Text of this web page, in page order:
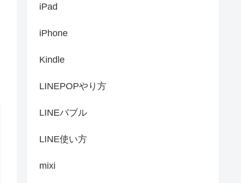
iPad
iPhone
Kindle
LINEPOPやり方
LINEバブル
LINE使い方
mixi